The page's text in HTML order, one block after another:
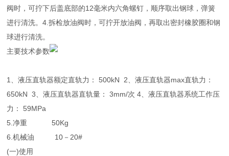
阀时，可拧下后盖底部的12毫米内六角螺钉，顺序取出钢球，弹簧
进行清洗。4.拆检放油阀时，可拧开放油阀，再取出密封橡胶圈和钢
球进行清洗。
主要技术参数
1、液压直轨器额定直轨力： 500kN 2、液压直轨器max直轨力：
650kN 3、液压直轨器直轨量： 3mm/次 4、液压直轨器系统工作压
力： 59MPa
5.净重 50Kg
6.机械油 10－20#
(一)使用